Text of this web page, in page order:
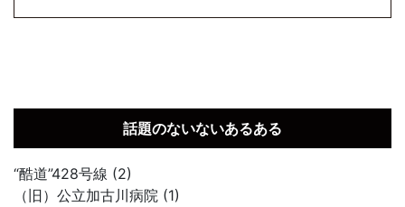
話題のないないあるある
“酷道”428号線 (2)
（旧）公立加古川病院 (1)